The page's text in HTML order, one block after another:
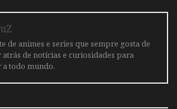
de animes e series que sempre gosta de
de notícias e curiosidades para
a todo mundo.